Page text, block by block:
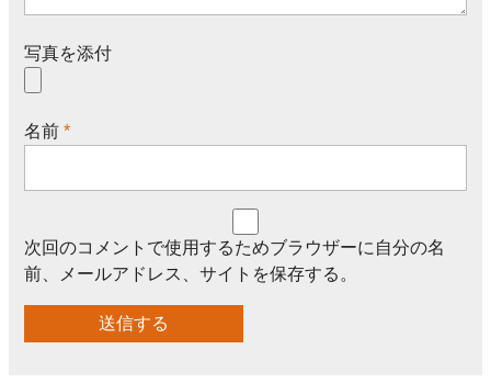
写真を添付
名前 *
次回のコメントで使用するためブラウザーに自分の名
前、メールアドレス、サイトを保存する。